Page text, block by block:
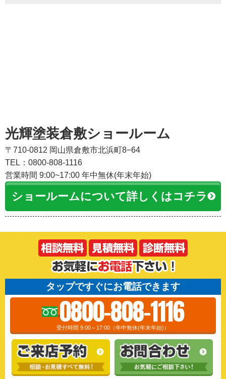
光輝塗装倉敷ショールーム
〒710-0812 岡山県倉敷市北浜町8−64
TEL：0800-808-1116
営業時間 9:00~17:00 年中無休(年末年始)
ショールームについて詳しくはコチラ
タップですぐにお電話できます
0800-808-1116
受付時間 9:00～17:00（年中無休(年末年始)）